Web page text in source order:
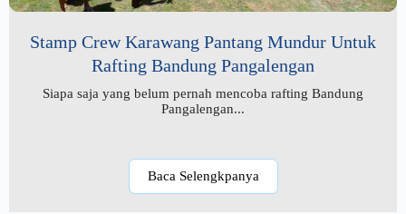
Stamp Crew Karawang Pantang Mundur Untuk
Rafting Bandung Pangalengan
Siapa saja yang belum pernah mencoba rafting Bandung
Pangalengan...
Baca Selengkpanya